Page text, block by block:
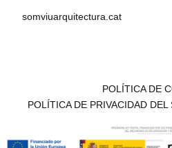
somviuarquitectura.cat
POLÍTICA DE
POLÍTICA DE PRIVACIDAD DEL